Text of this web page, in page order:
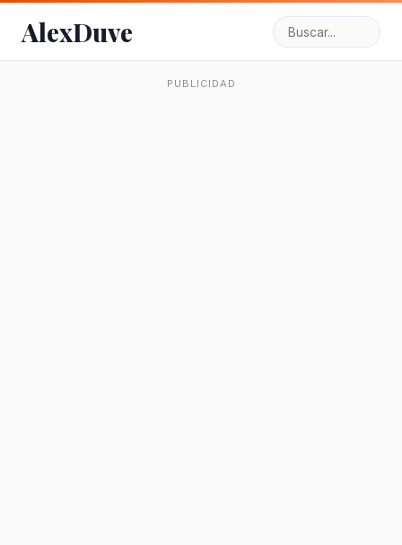
AlexDuve
PUBLICIDAD